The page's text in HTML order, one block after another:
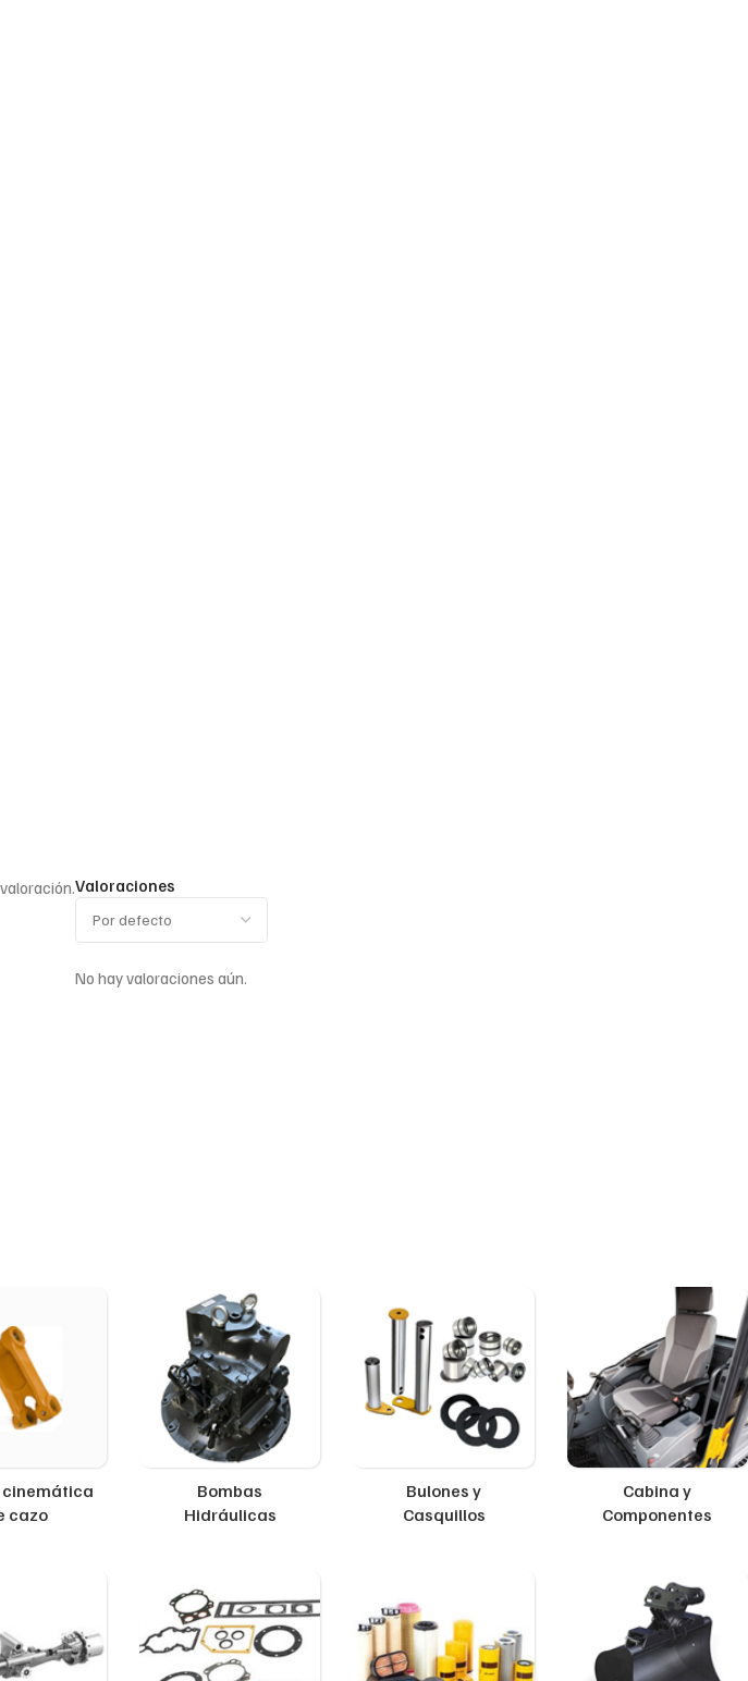
Valoraciones
No hay valoraciones aún.
cinemática
cazo
Bombas
Hidráulicas
Bulones y
Casquillos
Cabina y
Componentes